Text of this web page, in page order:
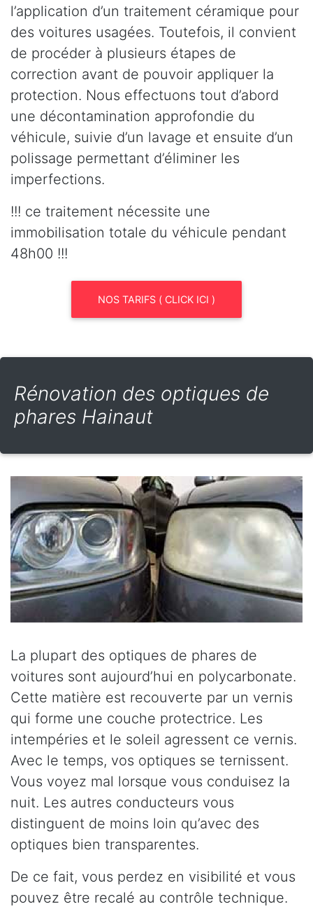
l’application d’un traitement céramique pour
des voitures usagées. Toutefois, il convient
de procéder à plusieurs étapes de
correction avant de pouvoir appliquer la
protection. Nous effectuons tout d’abord
une décontamination approfondie du
véhicule, suivie d’un lavage et ensuite d’un
polissage permettant d’éliminer les
imperfections.
!!! ce traitement nécessite une
immobilisation totale du véhicule pendant
48h00 !!!
NOS TARIFS ( CLICK ICI )
Rénovation des optiques de
phares Hainaut
La plupart des optiques de phares de
voitures sont aujourd’hui en polycarbonate.
Cette matière est recouverte par un vernis
qui forme une couche protectrice. Les
intempéries et le soleil agressent ce vernis.
Avec le temps, vos optiques se ternissent.
Vous voyez mal lorsque vous conduisez la
nuit. Les autres conducteurs vous
distinguent de moins loin qu’avec des
optiques bien transparentes.
De ce fait, vous perdez en visibilité et vous
pouvez être recalé au contrôle technique.